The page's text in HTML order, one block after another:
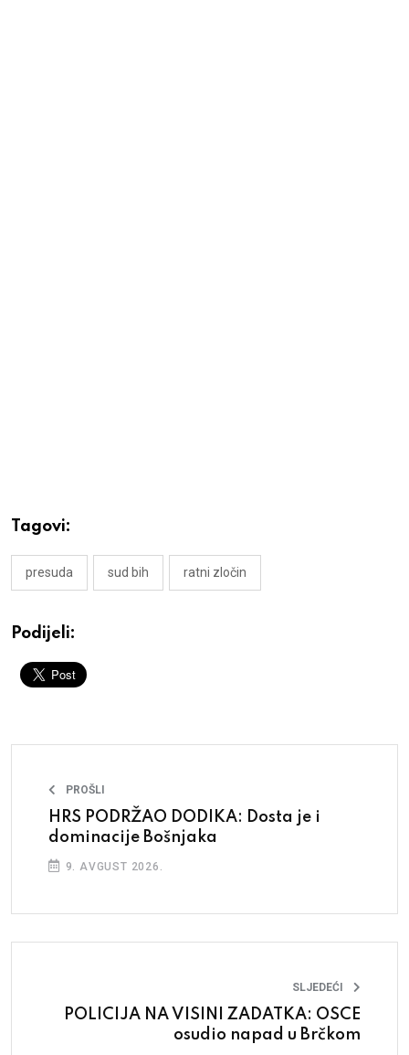
Tagovi:
presuda sud bih ratni zločin
Podijeli:
PROŠLI
HRS PODRŽAO DODIKA: Dosta je i
dominacije Bošnjaka
9. AVGUST 2026.
SLJEDEĆI
POLICIJA NA VISINI ZADATKA: OSCE
osudio napad u Brčkom